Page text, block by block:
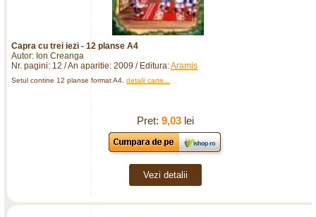
Capra cu trei iezi - 12 planse A4
Autor: Ion Creanga
Nr. pagini: 12 / An aparitie: 2009 / Editura:Aramis
Setul contine 12 planse format A4. detalii carte...
Pret: 9,03lei
Vezi detalii